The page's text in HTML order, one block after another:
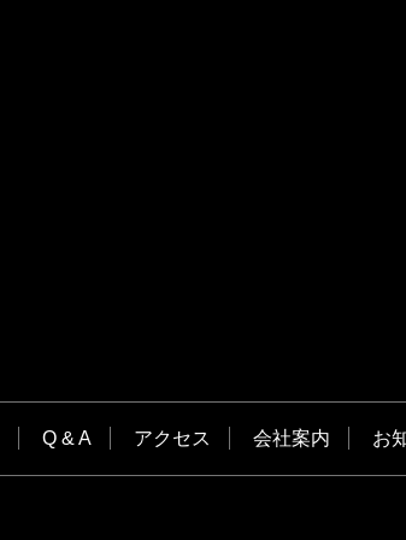
Q & A アクセス 会社案内 お